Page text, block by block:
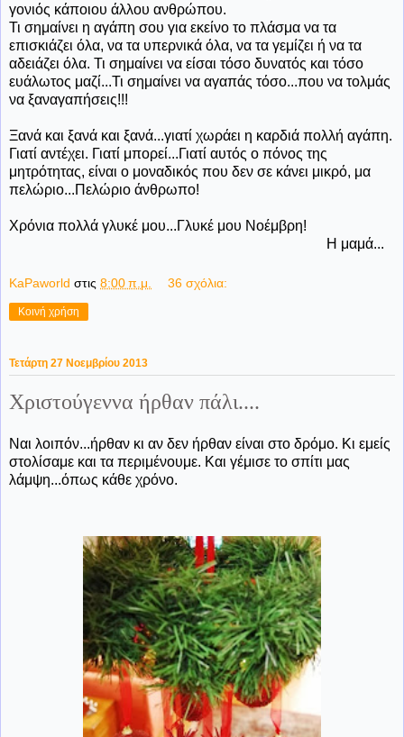
γονιός κάποιου άλλου ανθρώπου.
Τι σημαίνει η αγάπη σου για εκείνο το πλάσμα να τα
επισκιάζει όλα, να τα υπερνικά όλα, να τα γεμίζει ή να τα
αδειάζει όλα. Τι σημαίνει να είσαι τόσο δυνατός και τόσο
ευάλωτος μαζί...Τι σημαίνει να αγαπάς τόσο...που να τολμάς
να ξαναγαπήσεις!!!
Ξανά και ξανά και ξανά...γιατί χωράει η καρδιά πολλή αγάπη.
Γιατί αντέχει. Γιατί μπορεί...Γιατί αυτός ο πόνος της
μητρότητας, είναι ο μοναδικός που δεν σε κάνει μικρό, μα
πελώριο...Πελώριο άνθρωπο!
Χρόνια πολλά γλυκέ μου...Γλυκέ μου Νοέμβρη!
Η μαμά...
KaPaworld στις 8:00 π.μ. 36 σχόλια:
Κοινή χρήση
Τετάρτη 27 Νοεμβρίου 2013
Χριστούγεννα ήρθαν πάλι....
Ναι λοιπόν...ήρθαν κι αν δεν ήρθαν είναι στο δρόμο. Κι εμείς
στολίσαμε και τα περιμένουμε. Και γέμισε το σπίτι μας
λάμψη...όπως κάθε χρόνο.